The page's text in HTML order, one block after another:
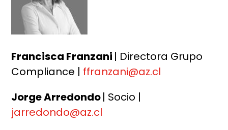
Francisca Franzani | Directora Grupo
Compliance | ffranzani@az.cl
Jorge Arredondo| Socio |
jarredondo@az.cl